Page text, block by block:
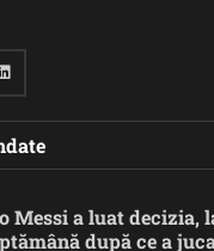
Linkedin
Messi a luat decizia,
după ce a